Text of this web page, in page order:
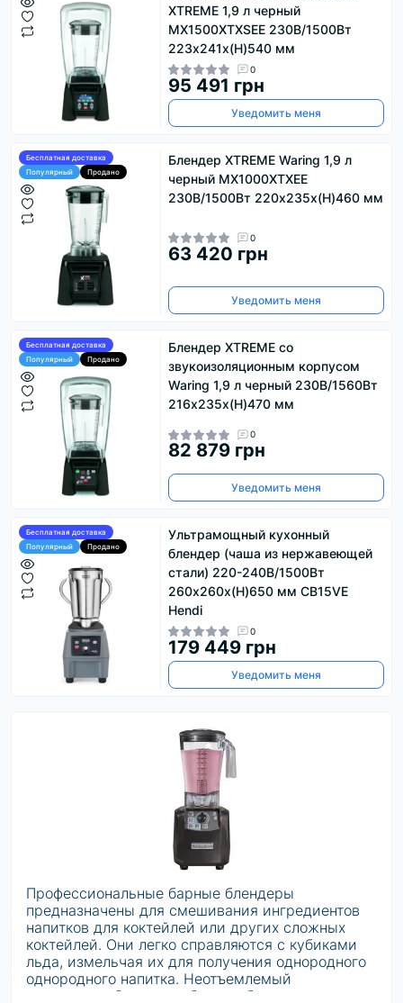
XTREME 1,9 л черный
MX1500XTXSEE 230В/1500Вт
223x241x(H)540 мм
0
95 491 грн
Уведомить меня
Бесплатная доставка
Популярный
Продано
Блендер XTREME Waring 1,9 л
черный MX1000XTXEE
230В/1500Вт 220x235x(H)460 мм
0
63 420 грн
Уведомить меня
Бесплатная доставка
Популярный
Продано
Блендер XTREME со
звукоизоляционным корпусом
Waring 1,9 л черный 230В/1560Вт
216x235x(H)470 мм
0
82 879 грн
Уведомить меня
Бесплатная доставка
Популярный
Продано
Ультрамощный кухонный
блендер (чаша из нержавеющей
стали) 220-240В/1500Вт
260x260x(H)650 мм CB15VE
Hendi
0
179 449 грн
Уведомить меня
Профессиональные барные блендеры
предназначены для смешивания ингредиентов
напитков для коктейлей или других сложных
коктейлей. Они легко справляются с кубиками
льда, измельчая их для получения однородного
однородного напитка. Неотъемлемый
инструмент бармена - барные блендеры,